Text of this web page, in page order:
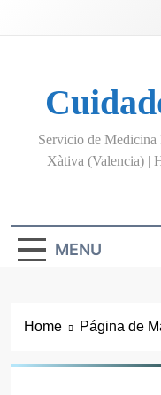
Servicio de
Xàtiva (Valencia) |
MENU
Home Página de